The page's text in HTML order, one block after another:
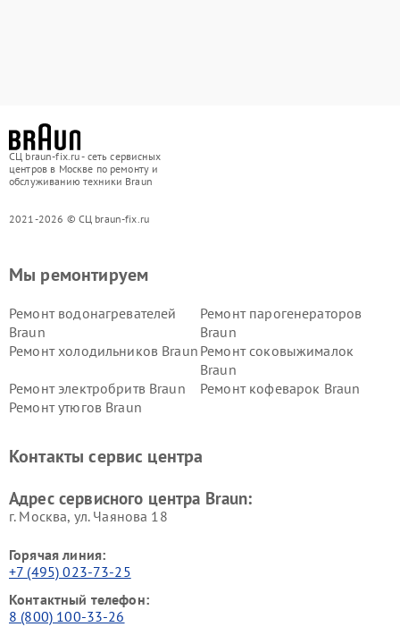
СЦ braun-fix.ru - сеть сервисных
центров в Москве по ремонту и
обслуживанию техники Braun
2021-2026 © СЦ braun-fix.ru
Мы ремонтируем
Ремонт водонагревателей
Braun
Ремонт парогенераторов
Braun
Ремонт холодильников Braun Ремонт соковыжималок
Braun
Ремонт электробритв Braun
Ремонт кофеварок Braun
Ремонт утюгов Braun
Контакты сервис центра
Адрес сервисного центра Braun:
г. Москва, ул. Чаянова 18
Горячая линия:
+7 (495) 023-73-25
Контактный телефон:
8 (800) 100-33-26